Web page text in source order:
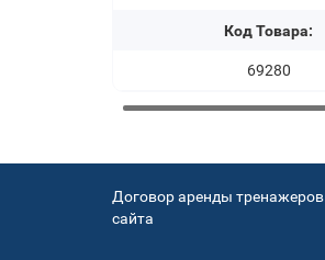
Код Товара:
69280
Договор аренды тренажеров
сайта